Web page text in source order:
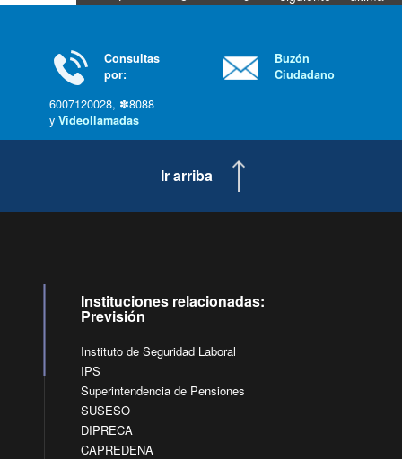
Consultas
por:
6007120028, ✽8088
y Videollamadas
Buzón
Ciudadano
Ir arriba
Instituciones relacionadas:
Previsión
Instituto de Seguridad Laboral
IPS
Superintendencia de Pensiones
SUSESO
DIPRECA
CAPREDENA